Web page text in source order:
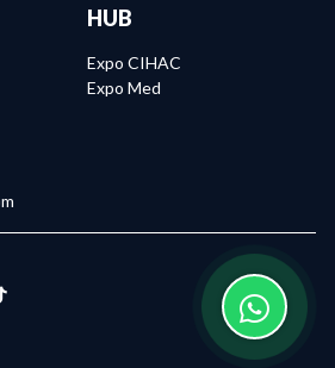
HUB
Expo CIHAC
Expo Med